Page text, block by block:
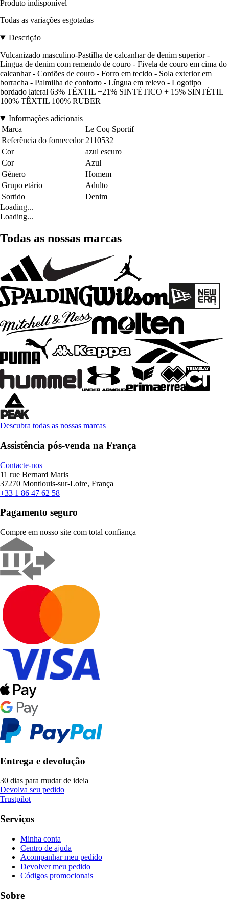
Produto indisponível
Todas as variações esgotadas
Descrição
Vulcanizado masculino-Pastilha de calcanhar de denim superior -
Língua de denim com remendo de couro - Fivela de couro em cima do
calcanhar - Cordões de couro - Forro em tecido - Sola exterior em
borracha - Palmilha de conforto - Língua em relevo - Logotipo
bordado lateral 63% TÊXTIL +21% SINTÉTICO + 15% SINTÉTIL
100% TÊXTIL 100% RUBER
Informações adicionais
Marca
Le Coq Sportif
Referência do fornecedor 2110532
Cor
azul escuro
Cor
Azul
Género
Homem
Grupo etário
Adulto
Sortido
Denim
Loading...
Loading...
Todas as nossas marcas
Descubra todas as nossas marcas
Assistência pós-venda na França
Contacte-nos
11 rue Bernard Maris
37270 Montlouis-sur-Loire, França
+33 1 86 47 62 58
Pagamento seguro
Compre em nosso site com total confiança
Entrega e devolução
30 dias para mudar de ideia
Devolva seu pedido
Trustpilot
Serviços
Minha conta
Centro de ajuda
Acompanhar meu pedido
Devolver meu pedido
Códigos promocionais
Sobre